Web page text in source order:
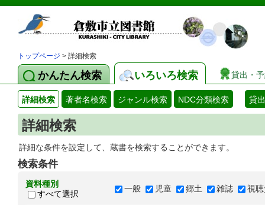
トップページ > 詳細検索
かんたん検索 いろいろ検索 貸出・
詳細検索 著者名検索 ジャンル検索 NDC分類検索 貸
詳細検索
詳細な条件を設定して、蔵書を検索することができます。
検索条件
資料種別
すべて選択
一般 児童 郷土 雑誌 視